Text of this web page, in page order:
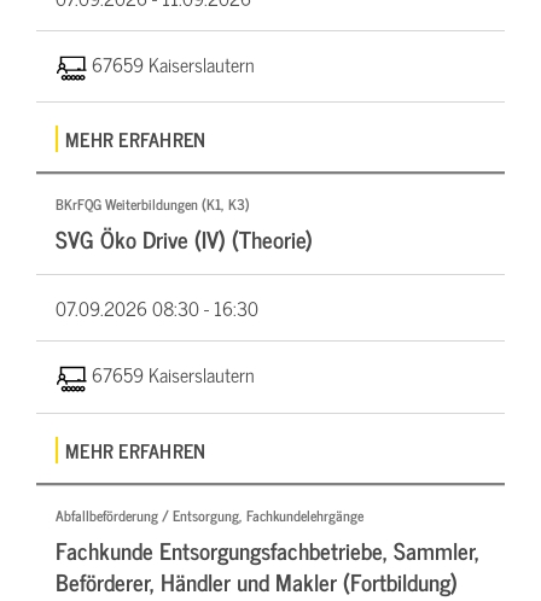
67659 Kaiserslautern
MEHR ERFAHREN
BKrFQG Weiterbildungen (K1, K3)
SVG Öko Drive (IV) (Theorie)
07.09.202608:30 - 16:30
67659 Kaiserslautern
MEHR ERFAHREN
Abfallbeförderung / Entsorgung, Fachkundelehrgänge
Fachkunde Entsorgungsfachbetriebe, Sammler,
Beförderer, Händler und Makler (Fortbildung)